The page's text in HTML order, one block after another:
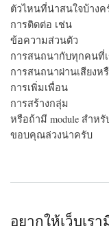
ตัวไหนที่น่าสนใจบ้างค
การติดต่อ เช่น
ข้อความส่วนตัว
การสนถนากับทุกคนที่
การสนถนาผ่านเสียงห
การเพิ่มเพื่อน
การสร้างกลุ่ม
หรือถ้ามี module สำห
ขอบคุณล่วงน่าครับ
อยากให้เว็บเร